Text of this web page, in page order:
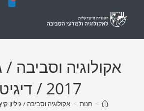
וסביבה / גיליון קיץ
אקולוגיה וסביבה / גיליון קיץ 2017 / דיגיטלי